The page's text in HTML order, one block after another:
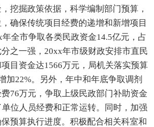
挖掘政策依据，科学编制部门预算，
确保传统项目经费的递增和新增项目
全市争取各类民政资金14.5亿元，占
之一强，20xx年市级财政安排市直民
目资金达1566万元，局机关落实预算
加22%。另外，年中和年底争取调剂
76万元，争取上级民政部门补助资金
位人员经费和正常运转。同时，加强
预算执行进度。积极配合相关科室和